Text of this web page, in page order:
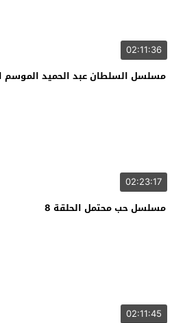
02:11:36
مسلسل السلطان عبد الحميد الموسم
02:23:17
مسلسل حب محتمل الحلقة 8
02:11:45